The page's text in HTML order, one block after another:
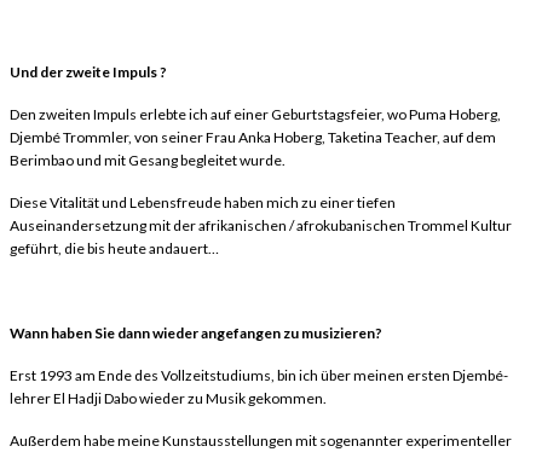
Und der zweite Impuls ?
Den zweiten Impuls erlebte ich auf einer Geburtstagsfeier, wo Puma Hoberg,
Djembé Trommler, von seiner Frau Anka Hoberg, Taketina Teacher, auf dem
Berimbao und mit Gesang begleitet wurde.
Diese Vitalität und Lebensfreude haben mich zu einer tiefen
Auseinandersetzung mit der afrikanischen / afrokubanischen Trommel Kultur
geführt, die bis heute andauert…
Wann haben Sie dann wieder angefangen zu musizieren?
Erst 1993 am Ende des Vollzeitstudiums, bin ich über meinen ersten Djembé-
lehrer El Hadji Dabo wieder zu Musik gekommen.
Außerdem habe meine Kunstausstellungen mit sogenannter experimenteller